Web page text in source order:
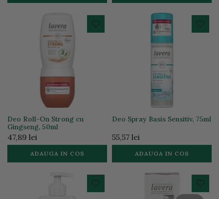
Deo Roll-On Strong cu
Gingseng, 50ml
47,89 lei
ADAUGA IN COS
Deo Spray Basis Sensitiv, 75ml
55,57 lei
ADAUGA IN COS